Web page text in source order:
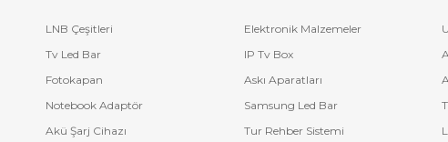
LNB Çeşitleri Elektronik Malzemeler
Tv Led Bar IP Tv Box
Fotokapan Askı Aparatları
Notebook Adaptör Samsung Led Bar
Akü Şarj Cihazı Tur Rehber Sistemi